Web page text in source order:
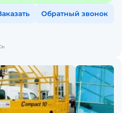
Обратный звонок